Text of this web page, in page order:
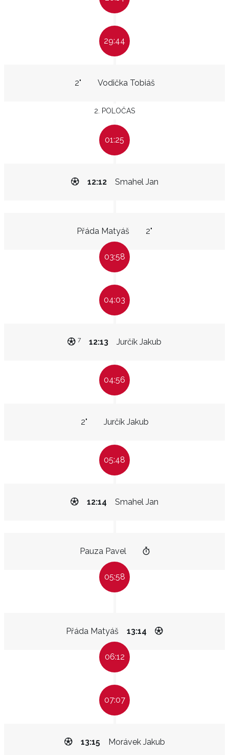
29:44
Vodička Tobiáš
2"
2. POLOČAS
01:25
Smahel Jan
12:12
Přáda Matyáš 2"
03:58
04:03
Jurčík Jakub
12:13
7
04:56
Jurčík Jakub
2"
05:48
Smahel Jan
12:14
Pauza Pavel
05:58
Přáda Matyáš 13:14
06:12
07:07
Morávek Jakub
13:15